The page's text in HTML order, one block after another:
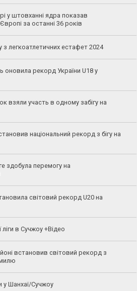
у штовханні ядра показав
за останні 36 років
легкоатлетичних естафет 2024
оновила рекорд України U18 у
взяли участь в одному забігу на
національний рекорд з бігу на
здобула перемогу на
світовий рекорд U20 на
в Сучжоу +Відео
встановив світовий рекорд з
у Шанхаї/Сучжоу